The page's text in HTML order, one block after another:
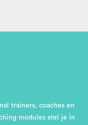
trainers, coaches en
modules stel je in